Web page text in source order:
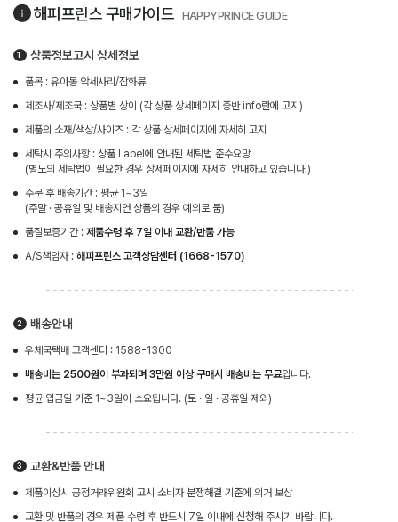
해피프린스구매가이드 HAPPYPRINCE GUIDE
상품정보고시 상세정보
품목 : 유아동 악세사리/잡화류
제조사/제조국 : 상품별 상이 (각 상품 상세페이지 중반 info란에 고지)
제품의 소재/색상/사이즈 : 각 상품 상세페이지에 자세히 고지
세탁시 주의사항 : 상품 Label에 안내된 세탁법 준수요망
(별도의 세탁법이 필요한 경우 상세페이지에 자세히 안내하고 있습니다.)
주문 후 배송기간 : 평균 1~3일
(주말 · 공휴일 및 배송지연 상품의 경우 예외로 둠)
품질보증기간 : 제품수령 후 7일 이내 교환/반품 가능
A/S책임자 : 해피프린스 고객상담센터 (1668-1570)
배송안내
우체국택배 고객센터 : 1588-1300
배송비는 2500원이 부과되며 3만원 이상 구매시 배송비는 무료입니다.
평균 입금일 기준 1~3일이 소요됩니다. (토 · 일 · 공휴일 제외)
교환&반품 안내
제품이상시 공정거래위원회 고시 소비자 분쟁해결 기준에 의거 보상
교환 및 반품의 경우 제품 수령 후 반드시 7일 이내에 신청해 주시기 바랍니다.